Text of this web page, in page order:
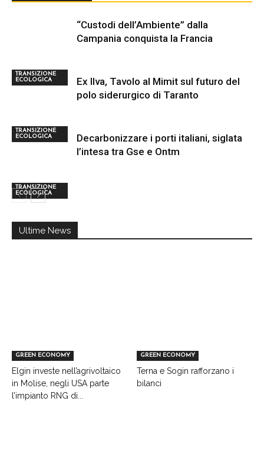
TRANSIZIONE
ECOLOGICA
“Custodi dell’Ambiente” dalla
Campania conquista la Francia
TRANSIZIONE
ECOLOGICA
Ex Ilva, Tavolo al Mimit sul futuro del
polo siderurgico di Taranto
TRANSIZIONE
ECOLOGICA
Decarbonizzare i porti italiani, siglata
l’intesa tra Gse e Ontm
Ultime News
GREEN ECONOMY
Elgin investe nell’agrivoltaico
in Molise, negli USA parte
l’impianto RNG di...
GREEN ECONOMY
Terna e Sogin rafforzano i
bilanci